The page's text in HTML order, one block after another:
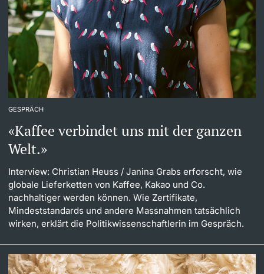
GESPRÄCH
«Kaffee verbindet uns mit der ganzen
Welt.»
Interview: Christian Heuss / Janina Grabs erforscht, wie
globale Lieferketten von Kaffee, Kakao und Co.
nachhaltiger werden können. Wie Zertifikate,
Mindeststandards und andere Massnahmen tatsächlich
wirken, erklärt die Politikwissenschaftlerin im Gespräch.